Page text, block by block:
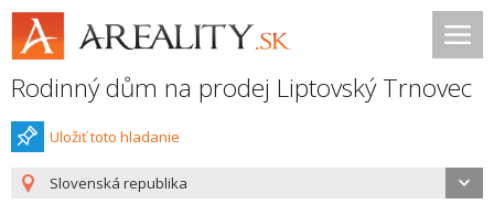
Rodinný dům na prodej Liptovský Trnovec
Uložiť toto hladanie
Slovenská republika